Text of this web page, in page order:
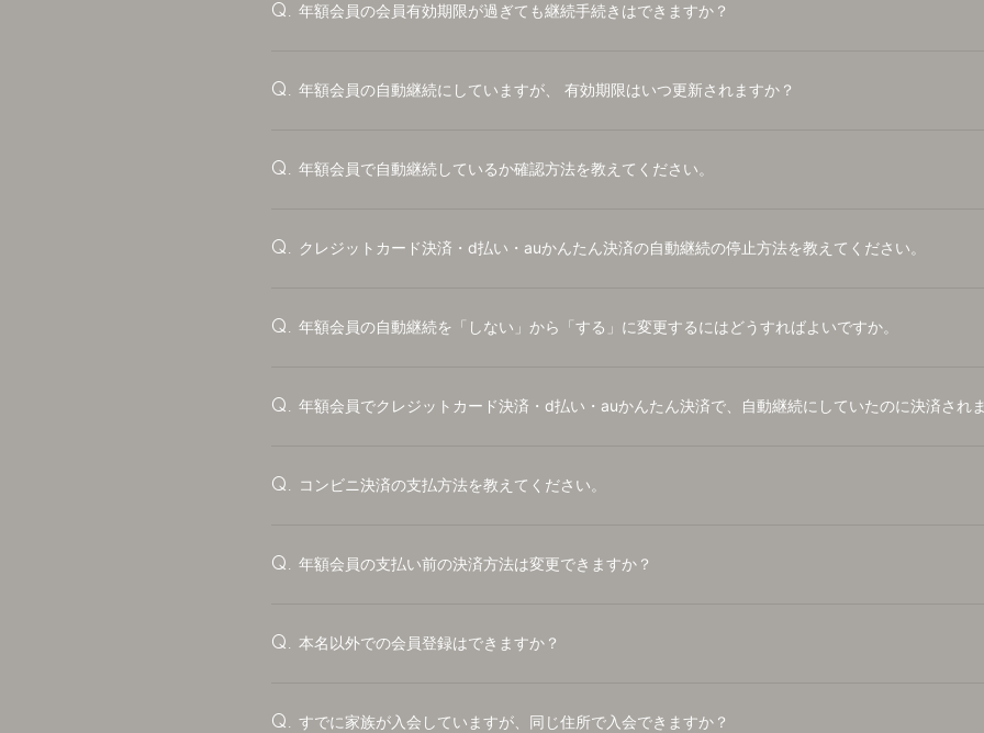
Q. 年額会員の会員有効期限が過ぎても継続手続きはできますか？
Q. 年額会員の自動継続にしていますが、 有効期限はいつ更新されますか？
Q. 年額会員で自動継続しているか確認方法を教えてください。
Q. クレジットカード決済・d払い・auかんたん決済の自動継続の停止方法を教えてください。
Q. 年額会員の自動継続を「しない」から「する」に変更するにはどうすればよいですか。
Q. 年額会員でクレジットカード決済・d払い・auかんたん決済で、自動継続にしていたのに決済されま
Q. コンビニ決済の支払方法を教えてください。
Q. 年額会員の支払い前の決済方法は変更できますか？
Q. 本名以外での会員登録はできますか？
Q. すでに家族が入会していますが、同じ住所で入会できますか？